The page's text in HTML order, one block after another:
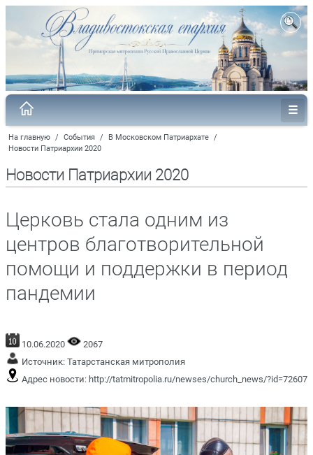
На главную / События / В Московском Патриархате /
Новости Патриархии 2020
Новости Патриархии 2020
Церковь стала одним из
центров благотворительной
помощи и поддержки в период
пандемии
10.06.2020
2067
Источник: Татарстанская митрополия
Адрес новости: http://tatmitropolia.ru/newses/church_news/?id=72607